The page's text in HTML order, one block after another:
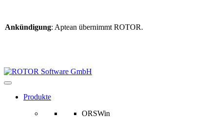
Ankündigung: Aptean übernimmt ROTOR.
Produkte
ORSWin